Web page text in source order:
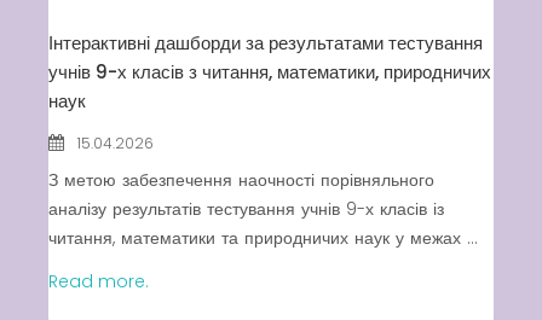
Інтерактивні дашборди за результатами тестування
учнів 9-х класів з читання, математики, природничих
наук
15.04.2026
З метою забезпечення наочності порівняльного
аналізу результатів тестування учнів 9-х класів із
читання, математики та природничих наук у межах ...
Read more.